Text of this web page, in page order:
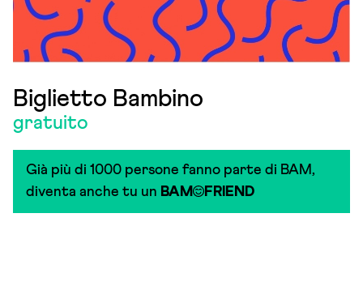
Biglietto Bambino
gratuito
Già più di 1000 persone fanno parte di BAM,
diventa anche tu un BAM FRIEND